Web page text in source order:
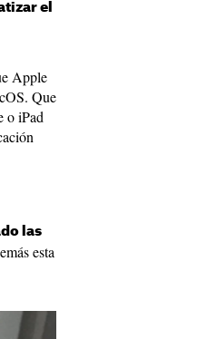
el
Apple
Que
o iPad
las
esta